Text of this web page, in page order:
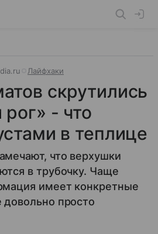
Лайфхаки
скрутились
рог» - что
в теплице
что верхушки
в трубочку. Чаще
имеет конкретные
просто